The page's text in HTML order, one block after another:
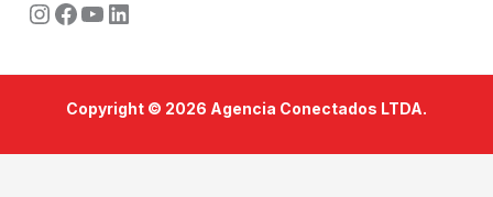
Instagram
Facebook
Youtube
LinkedIn
Copyright © 2026 Agencia Conectados LTDA.